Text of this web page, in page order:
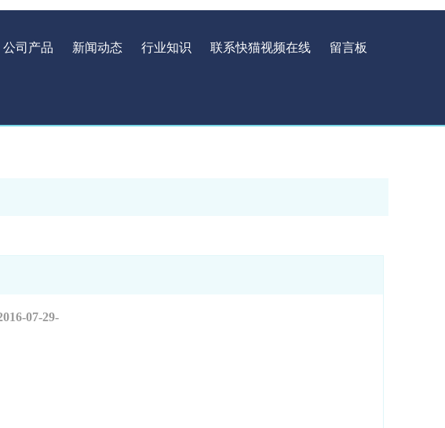
公司产品 新闻动态 行业知识 联系快猫视频在线 留言板
07-29-